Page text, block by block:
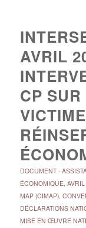
AVRIL
CP SUR
DOCUMENT-
ÉCONOMIQUE,
MAP (CIMAP),
DÉCLARATIONS
MISE EN ŒUVRE